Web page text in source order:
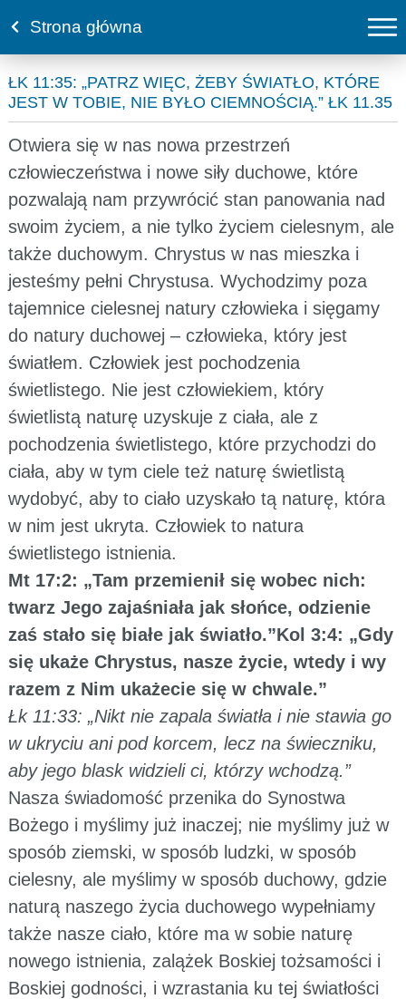
Strona główna
ŁK 11:35: „PATRZ WIĘC, ŻEBY ŚWIATŁO, KTÓRE
JEST W TOBIE, NIE BYŁO CIEMNOŚCIĄ.” ŁK 11.35
Otwiera się w nas nowa przestrzeń
człowieczeństwa i nowe siły duchowe, które
pozwalają nam przywrócić stan panowania nad
swoim życiem, a nie tylko życiem cielesnym, ale
także duchowym. Chrystus w nas mieszka i
jesteśmy pełni Chrystusa. Wychodzimy poza
tajemnice cielesnej natury człowieka i sięgamy
do natury duchowej – człowieka, który jest
światłem. Człowiek jest pochodzenia
świetlistego. Nie jest człowiekiem, który
świetlistą naturę uzyskuje z ciała, ale z
pochodzenia świetlistego, które przychodzi do
ciała, aby w tym ciele też naturę świetlistą
wydobyć, aby to ciało uzyskało tą naturę, która
w nim jest ukryta. Człowiek to natura
świetlistego istnienia.
Mt 17:2: „Tam przemienił się wobec nich:
twarz Jego zajaśniała jak słońce, odzienie
zaś stało się białe jak światło.”Kol 3:4: „Gdy
się ukaże Chrystus, nasze życie, wtedy i wy
razem z Nim ukażecie się w chwale.”
Łk 11:33: „Nikt nie zapala światła i nie stawia go
w ukryciu ani pod korcem, lecz na świeczniku,
aby jego blask widzieli ci, którzy wchodzą.”
Nasza świadomość przenika do Synostwa
Bożego i myślimy już inaczej; nie myślimy już w
sposób ziemski, w sposób ludzki, w sposób
cielesny, ale myślimy w sposób duchowy, gdzie
naturą naszego życia duchowego wypełniamy
także nasze ciało, które ma w sobie naturę
nowego istnienia, zalążek Boskiej tożsamości i
Boskiej godności, i wzrastania ku tej światłości